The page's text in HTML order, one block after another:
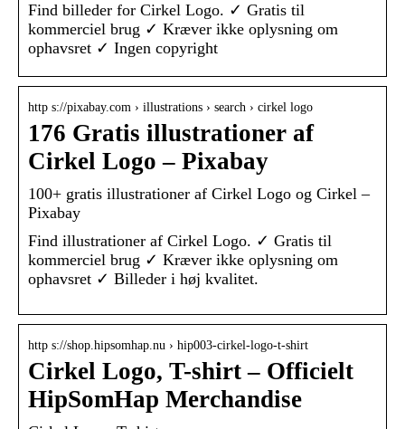
Find billeder for Cirkel Logo. ✓ Gratis til
kommerciel brug ✓ Kræver ikke oplysning om
ophavsret ✓ Ingen copyright
http s://pixabay.com › illustrations › search › cirkel logo
176 Gratis illustrationer af
Cirkel Logo – Pixabay
100+ gratis illustrationer af Cirkel Logo og Cirkel –
Pixabay
Find illustrationer af Cirkel Logo. ✓ Gratis til
kommerciel brug ✓ Kræver ikke oplysning om
ophavsret ✓ Billeder i høj kvalitet.
http s://shop.hipsomhap.nu › hip003-cirkel-logo-t-shirt
Cirkel Logo, T-shirt – Officielt
HipSomHap Merchandise